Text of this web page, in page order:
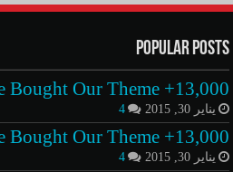
Popular Posts
13,000+ People Have Bought Our Theme
يناير 30, 2015 4
13,000+ People Have Bought Our Theme
يناير 30, 2015 4